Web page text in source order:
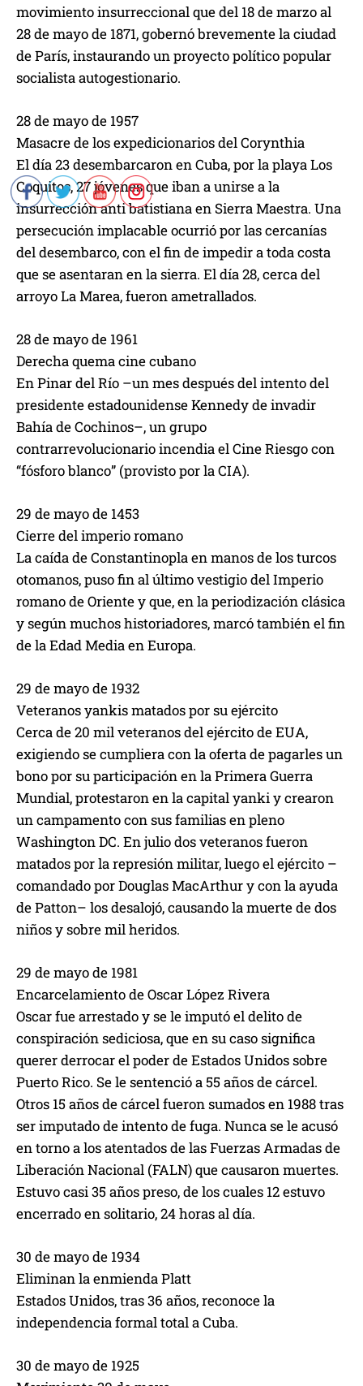
movimiento insurreccional que del 18 de marzo al
28 de mayo de 1871, gobernó brevemente la ciudad
de París, instaurando un proyecto político popular
socialista autogestionario.
28 de mayo de 1957
Masacre de los expedicionarios del Corynthia
El día 23 desembarcaron en Cuba, por la playa Los
Coquitos, 27 jóvenes que iban a unirse a la
insurrección anti batistiana en Sierra Maestra. Una
persecución implacable ocurrió por las cercanías
del desembarco, con el fin de impedir a toda costa
que se asentaran en la sierra. El día 28, cerca del
arroyo La Marea, fueron ametrallados.
28 de mayo de 1961
Derecha quema cine cubano
En Pinar del Río –un mes después del intento del
presidente estadounidense Kennedy de invadir
Bahía de Cochinos–, un grupo
contrarrevolucionario incendia el Cine Riesgo con
“fósforo blanco” (provisto por la CIA).
29 de mayo de 1453
Cierre del imperio romano
La caída de Constantinopla en manos de los turcos
otomanos, puso fin al último vestigio del Imperio
romano de Oriente y que, en la periodización clásica
y según muchos historiadores, marcó también el fin
de la Edad Media en Europa.
29 de mayo de 1932
Veteranos yankis matados por su ejército
Cerca de 20 mil veteranos del ejército de EUA,
exigiendo se cumpliera con la oferta de pagarles un
bono por su participación en la Primera Guerra
Mundial, protestaron en la capital yanki y crearon
un campamento con sus familias en pleno
Washington DC. En julio dos veteranos fueron
matados por la represión militar, luego el ejército –
comandado por Douglas MacArthur y con la ayuda
de Patton– los desalojó, causando la muerte de dos
niños y sobre mil heridos.
29 de mayo de 1981
Encarcelamiento de Oscar López Rivera
Oscar fue arrestado y se le imputó el delito de
conspiración sediciosa, que en su caso significa
querer derrocar el poder de Estados Unidos sobre
Puerto Rico. Se le sentenció a 55 años de cárcel.
Otros 15 años de cárcel fueron sumados en 1988 tras
ser imputado de intento de fuga. Nunca se le acusó
en torno a los atentados de las Fuerzas Armadas de
Liberación Nacional (FALN) que causaron muertes.
Estuvo casi 35 años preso, de los cuales 12 estuvo
encerrado en solitario, 24 horas al día.
30 de mayo de 1934
Eliminan la enmienda Platt
Estados Unidos, tras 36 años, reconoce la
independencia formal total a Cuba.
30 de mayo de 1925